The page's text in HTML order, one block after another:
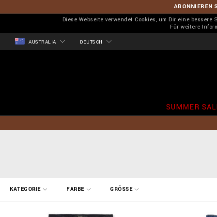
ABONNIEREN
Diese Webseite verwendet Cookies, um Dir eine
Für weitere
AUSTRALIA DEUTSCH
SUMMER
KATEGORIE FARBE GRÖSSE